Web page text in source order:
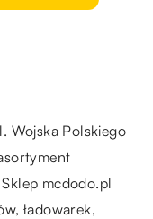
Wojska Polskiego
mcdodo.pl
ładowarek,